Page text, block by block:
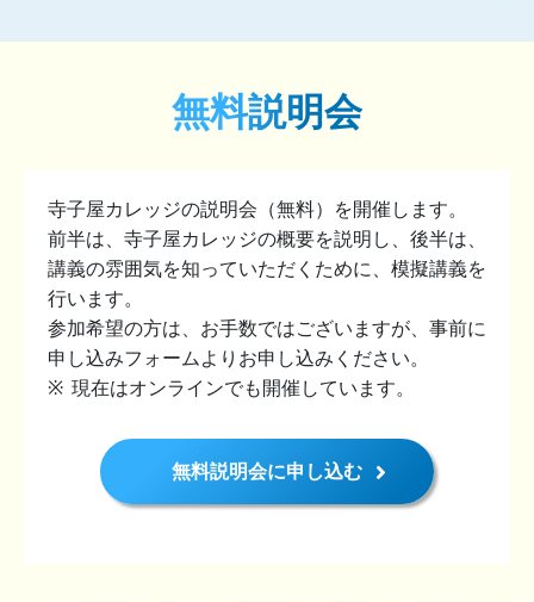
無料説明会
寺子屋カレッジの説明会（無料）を開催します。
前半は、寺子屋カレッジの概要を説明し、後半は、
講義の雰囲気を知っていただくために、模擬講義を
行います。
参加希望の方は、お手数ではございますが、事前に
申し込みフォームよりお申し込みください。
現在はオンラインでも開催しています。
無料説明会に申し込む